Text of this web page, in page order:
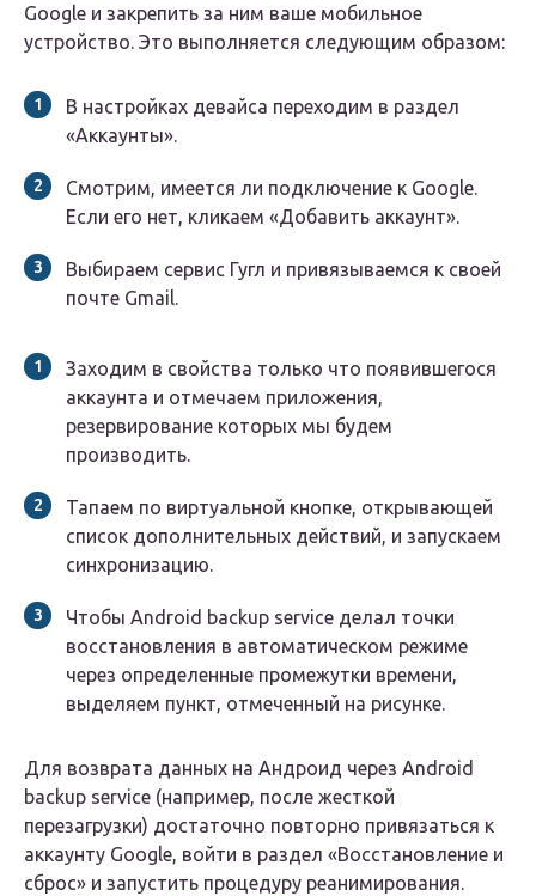
Google и закрепить за ним ваше мобильное
устройство. Это выполняется следующим образом:
В настройках девайса переходим в раздел
«Аккаунты».
Смотрим, имеется ли подключение к Google.
Если его нет, кликаем «Добавить аккаунт».
Выбираем сервис Гугл и привязываемся к своей
почте Gmail.
Заходим в свойства только что появившегося
аккаунта и отмечаем приложения,
резервирование которых мы будем
производить.
Тапаем по виртуальной кнопке, открывающей
список дополнительных действий, и запускаем
синхронизацию.
Чтобы Аndroid backup service делал точки
восстановления в автоматическом режиме
через определенные промежутки времени,
выделяем пункт, отмеченный на рисунке.
Для возврата данных на Андроид через Аndroid
backup service (например, после жесткой
перезагрузки) достаточно повторно привязаться к
аккаунту Google, войти в раздел «Восстановление и
сброс» и запустить процедуру реанимирования.